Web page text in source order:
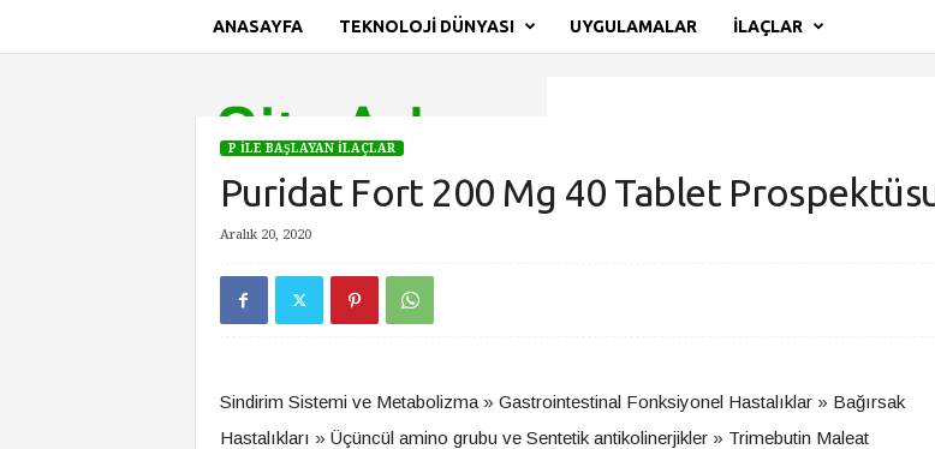
ANASAYFA TEKNOLOJI DÜNYASI UYGULAMALAR İLAÇLAR
Ana Sayfa P İle Başlayan İlaçlar
P İLE BAŞLAYAN İLAÇLAR
Puridat Fort 200 Mg 40 Tablet
Aralık 20, 2020
Sindirim Sistemi ve Metabolizma » Gastrointestinal Fonksiyonel Hastalıklar » Bağırsak
Hastalıkları » Üçüncül amino grubu ve Sentetik antikolinerjikler » Trimebutin Maleat